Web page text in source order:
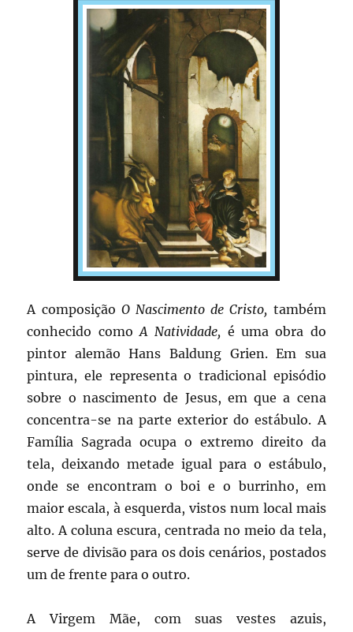
A composição O Nascimento de Cristo, também
conhecido como A Natividade, é uma obra do
pintor alemão Hans Baldung Grien. Em sua
pintura, ele representa o tradicional episódio
sobre o nascimento de Jesus, em que a cena
concentra-se na parte exterior do estábulo. A
Família Sagrada ocupa o extremo direito da
tela, deixando metade igual para o estábulo,
onde se encontram o boi e o burrinho, em
maior escala, à esquerda, vistos num local mais
alto. A coluna escura, centrada no meio da tela,
serve de divisão para os dois cenários, postados
um de frente para o outro.
A Virgem Mãe, com suas vestes azuis,